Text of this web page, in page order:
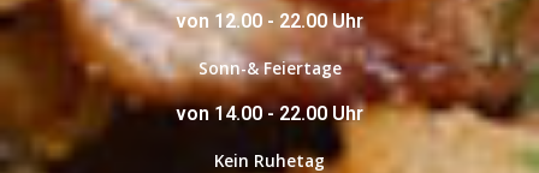
von 12.00 - 22.00 Uhr
Sonn-& Feiertage
von 14.00 - 22.00 Uhr
Kein Ruhetag